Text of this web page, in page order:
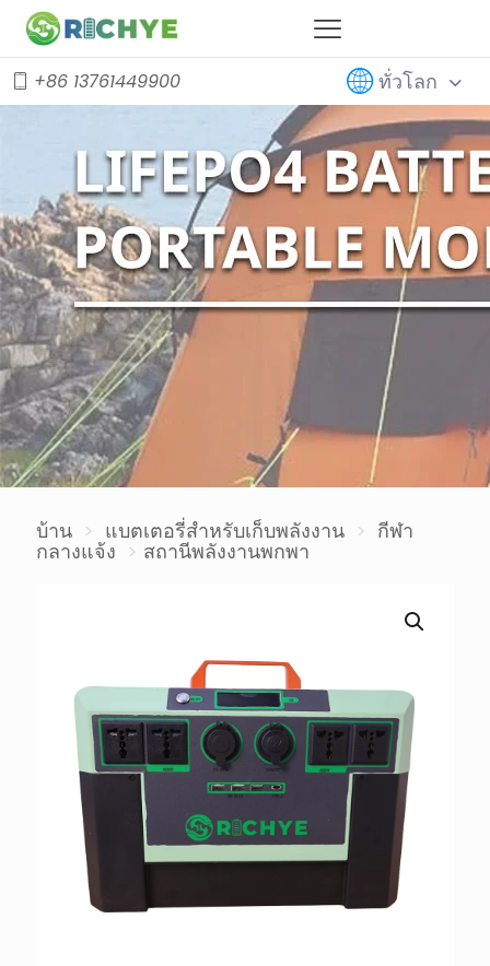
+86 13761449900 ทั่วโลก
บ้าน > แบตเตอรี่สำหรับเก็บพลังงาน > กีฬา
กลางแจ้ง > สถานีพลังงานพกพา